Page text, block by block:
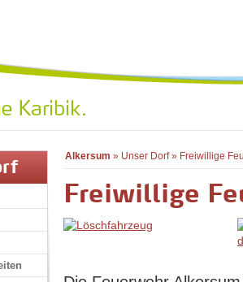
Alkersum » Unser Dorf» Freiwillige
Freiwillige